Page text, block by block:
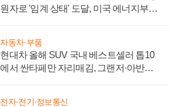
원자로 '임계 상태' 도달, 미국 에너지부
자동차·부품
현대차 올해 SUV 국내 베스트셀러 톱10
에서 싼타페만 자리매김, 그랜저·아반떼
전자·전기·정보통신